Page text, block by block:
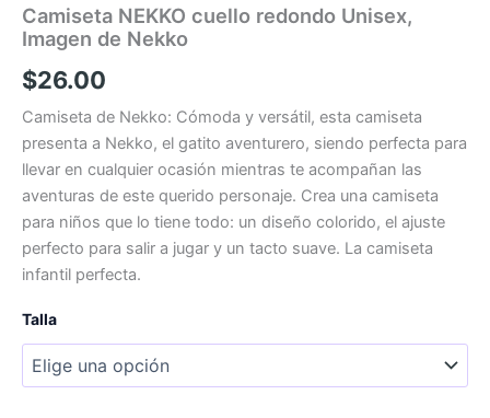
Camiseta NEKKO cuello redondo Unisex,
Imagen de Nekko
$26.00
Camiseta de Nekko: Cómoda y versátil, esta camiseta
presenta a Nekko, el gatito aventurero, siendo perfecta para
llevar en cualquier ocasión mientras te acompañan las
aventuras de este querido personaje. Crea una camiseta
para niños que lo tiene todo: un diseño colorido, el ajuste
perfecto para salir a jugar y un tacto suave. La camiseta
infantil perfecta.
Talla